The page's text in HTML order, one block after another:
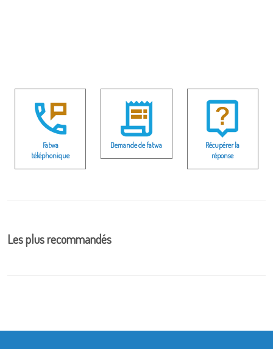
Fatwa
téléphonique
Demande de fatwa
Récupérer la
réponse
Les plus recommandés